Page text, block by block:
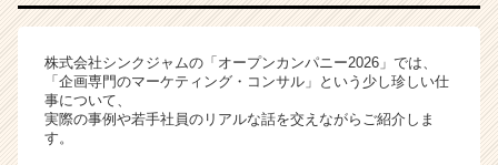
く
就
活
株式会社シンクジャムの「オープンカンパニー2026」では、
「企画専門のマーケティング・コンサル」という少し珍しい仕
事について、
実際の事例や若手社員のリアルな話を交えながらご紹介しま
す。